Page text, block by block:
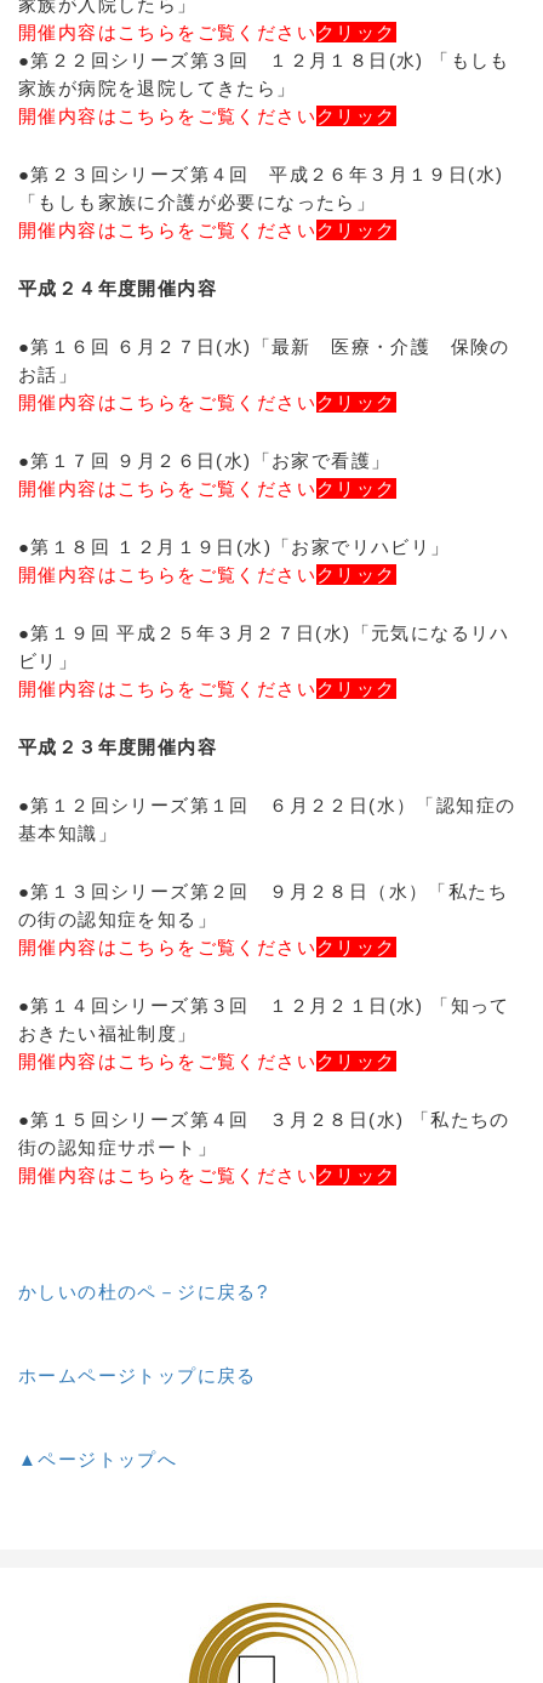
家族が入院したら」
開催内容はこちらをご覧くださいクリック
●第２２回シリーズ第３回 １２月１８日(水) 「もしも
家族が病院を退院してきたら」
開催内容はこちらをご覧くださいクリック
●第２３回シリーズ第４回 平成２６年３月１９日(水)
「もしも家族に介護が必要になったら」
開催内容はこちらをご覧くださいクリック
平成２４年度開催内容
●第１６回 ６月２７日(水)「最新 医療・介護 保険の
お話」
開催内容はこちらをご覧くださいクリック
●第１７回 ９月２６日(水)「お家で看護」
開催内容はこちらをご覧くださいクリック
●第１８回 １２月１９日(水)「お家でリハビリ」
開催内容はこちらをご覧くださいクリック
●第１９回 平成２５年３月２７日(水)「元気になるリハ
ビリ」
開催内容はこちらをご覧くださいクリック
平成２３年度開催内容
●第１２回シリーズ第１回 ６月２２日(水）「認知症の
基本知識」
●第１３回シリーズ第２回 ９月２８日（水）「私たち
の街の認知症を知る」
開催内容はこちらをご覧くださいクリック
●第１４回シリーズ第３回 １２月２１日(水) 「知って
おきたい福祉制度」
開催内容はこちらをご覧くださいクリック
●第１５回シリーズ第４回 ３月２８日(水) 「私たちの
街の認知症サポート」
開催内容はこちらをご覧くださいクリック
かしいの杜のペ－ジに戻る?
ホームページトップに戻る
▲ページトップへ